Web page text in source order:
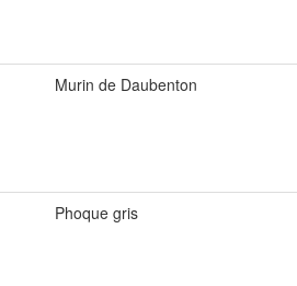
Murin de Daubenton
Phoque gris